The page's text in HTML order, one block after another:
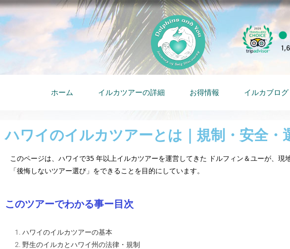
ホーム イルカツアーの詳細 お得情報 イルカブログ
ハワイのイルカツアーとは｜規制・安全・
このページは、ハワイで35 年以上イルカツアーを運営してきた ドルフィン＆ユーが、
「後悔しないツアー選び」をできることを目的にしています。
このツアーでわかる事ー目次
ハワイのイルカツアーの基本
野生のイルカとハワイ州の法律・規制